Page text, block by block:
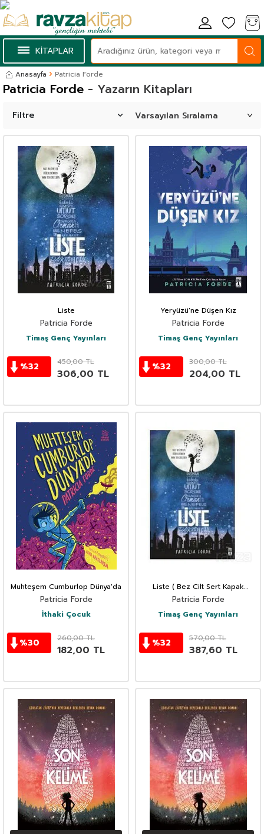
KİTAPLAR
Anasayfa Patricia Forde
- Yazarın Kitapları
Patricia Forde
Filtre
Liste
Patricia Forde
Timaş Genç Yayınları
%32 450,00TL
306,00 TL
Yeryüzü'ne Düşen Kız
Patricia Forde
Timaş Genç Yayınları
%32 300,00TL
204,00 TL
Muhteşem Cumburlop Dünya'da
Patricia Forde
İthaki Çocuk
%30 260,00TL
182,00 TL
Liste ( Bez Cilt Sert Kapak
Şömizli )
Patricia Forde
Timaş Genç Yayınları
%32 570,00TL
387,60 TL